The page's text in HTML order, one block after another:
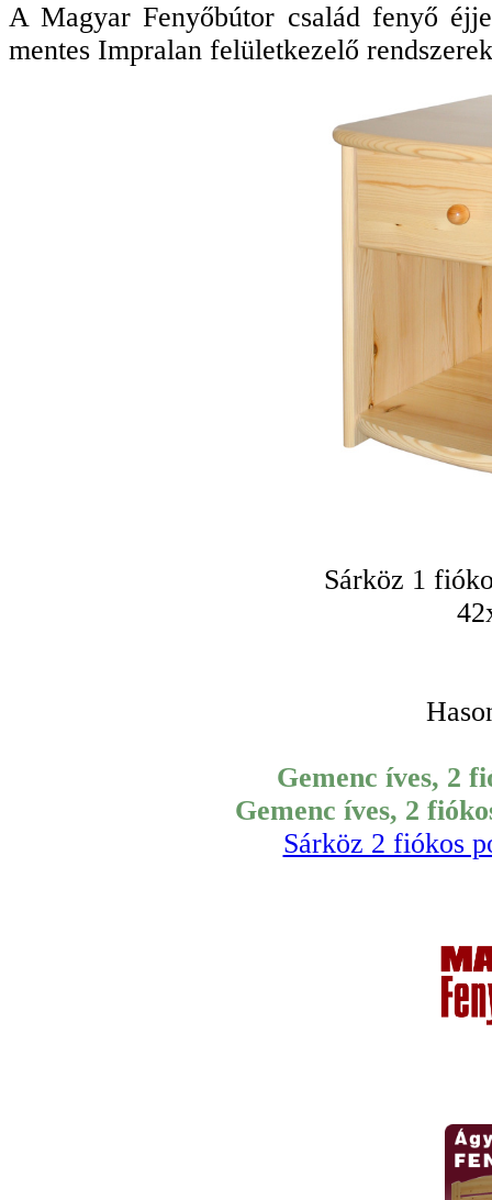
A Magyar Fenyőbútor család fenyő
mentes Impralan felületkezelő
Sárköz 1
Gemenc íves, 2
Gemenc íves, 2
Sárköz 2 fiókos